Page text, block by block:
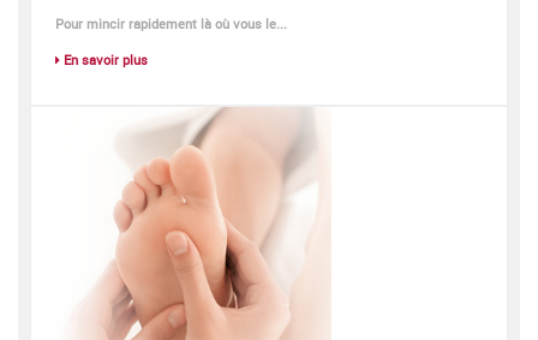
Pour mincir rapidement là où vous le...
En savoir plus